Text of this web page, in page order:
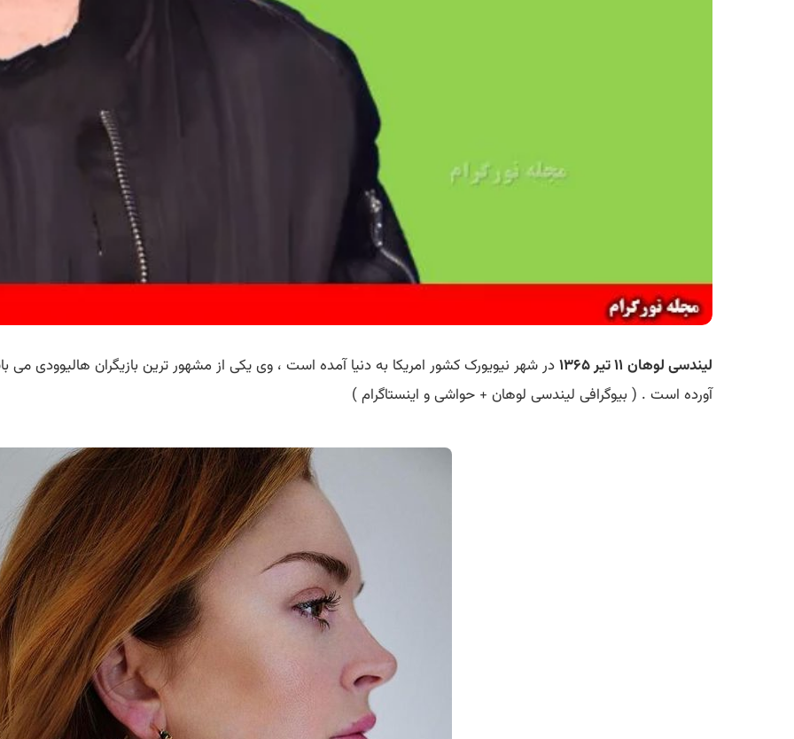
لیندسی لوهان ۱۱ تیر ۱۳۶۵
در شهر نیویورک کشور امریکا به دنیا آمده است ، وی یکی از مشهور ترین بازیگران
آورده است . ( بیوگرافی لیندسی لوهان + حواشی و اینستاگرام )